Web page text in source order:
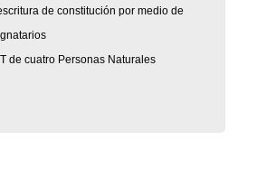
de constitución por medio de
de cuatro Personas Naturales